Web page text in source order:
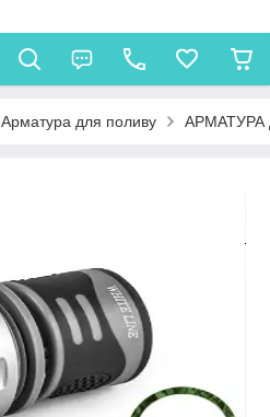
Арматура для поливу АРМАТУРА